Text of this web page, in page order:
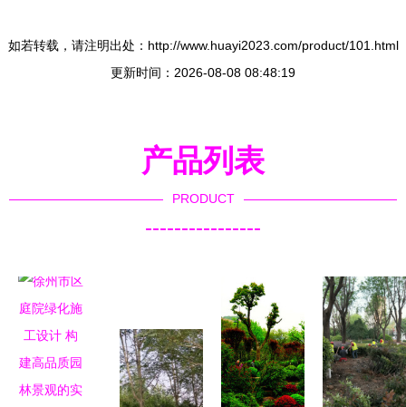
如若转载，请注明出处：http://www.huayi2023.com/product/101.html
更新时间：2026-08-08 08:48:19
产品列表
PRODUCT
----------------